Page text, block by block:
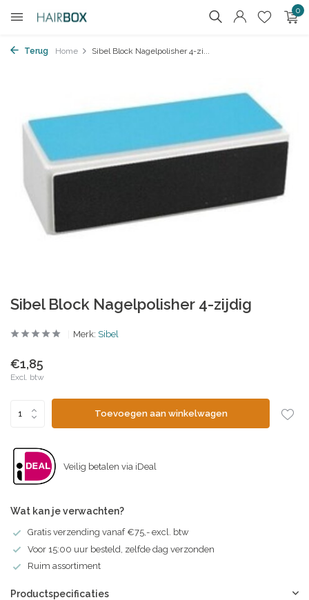
0
Terug Home Sibel Block Nagelpolisher 4-zi...
Sibel Block Nagelpolisher 4-zijdig
Merk: Sibel
€1,85
Excl. btw
Toevoegen aan winkelwagen
Veilig betalen via iDeal
Wat kan je verwachten?
Gratis verzending vanaf €75,- excl. btw
Voor 15:00 uur besteld, zelfde dag verzonden
Ruim assortiment
Productspecificaties